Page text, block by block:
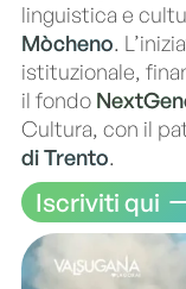
linguistica e
Mòcheno.
istituzionale,
il fondo
Cultura, con il
di Trento.
Iscriviti qui